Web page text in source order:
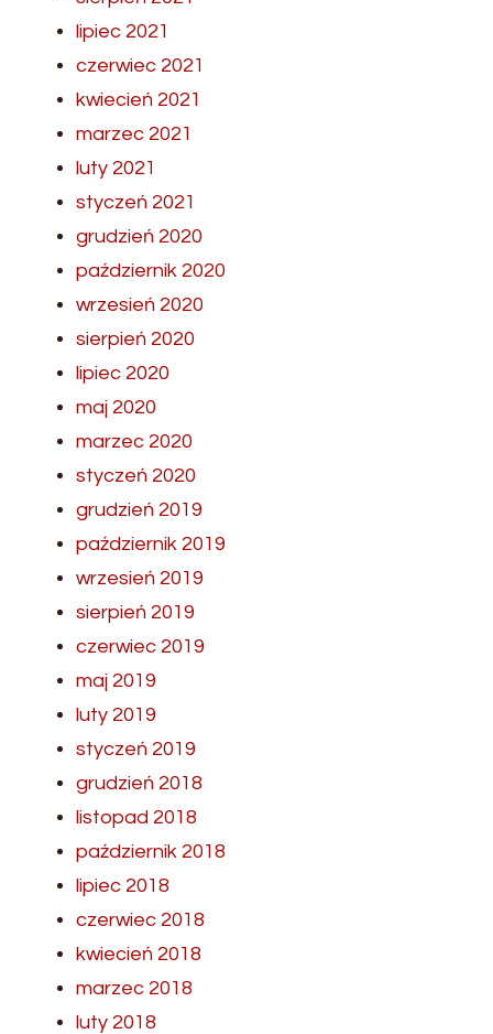
lipiec 2021
czerwiec 2021
kwiecień 2021
marzec 2021
luty 2021
styczeń 2021
grudzień 2020
październik 2020
wrzesień 2020
sierpień 2020
lipiec 2020
maj 2020
marzec 2020
styczeń 2020
grudzień 2019
październik 2019
wrzesień 2019
sierpień 2019
czerwiec 2019
maj 2019
luty 2019
styczeń 2019
grudzień 2018
listopad 2018
październik 2018
lipiec 2018
czerwiec 2018
kwiecień 2018
marzec 2018
luty 2018